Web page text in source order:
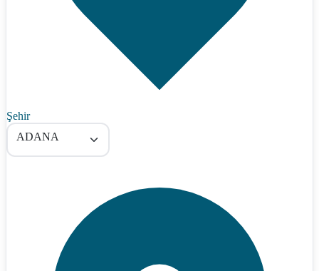
Şehir
ADANA